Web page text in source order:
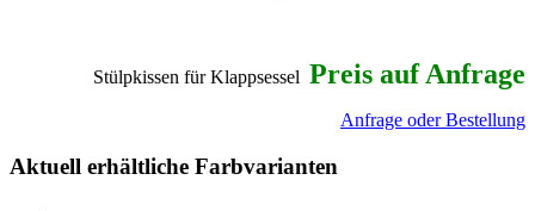
Stülpkissen für Klappsessel Preis auf Anfrage
Anfrage oder Bestellung
Aktuell erhältliche Farbvarianten